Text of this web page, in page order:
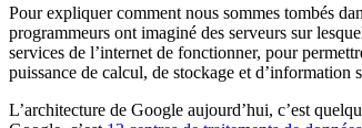
Pour expliquer comment nous sommes tombés
programmeurs ont imaginé des serveurs sur
services de l’internet de fonctionner, pour
puissance de calcul, de stockage et
L’architecture de Google aujourd’hui, c’est